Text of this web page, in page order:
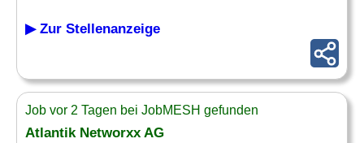
▶ Zur Stellenanzeige
Job vor 2 Tagen bei JobMESH gefunden
Atlantik Networxx AG